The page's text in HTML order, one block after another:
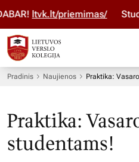
ltvk.lt/priemimas/
Pradinis Naujienos Praktika:
Praktika:
studentams!